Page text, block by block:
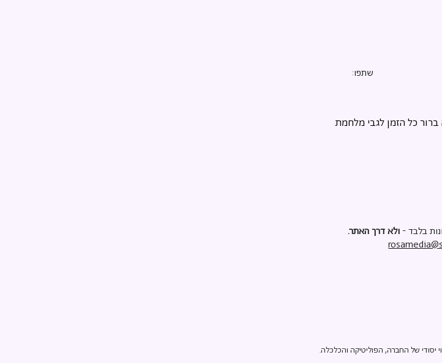
שתפו:
כל הזמן לגבי מלחמת
בלבד - ולא דרך האתר.
יסודי של החברה, הפוליטיקה והכלכלה.